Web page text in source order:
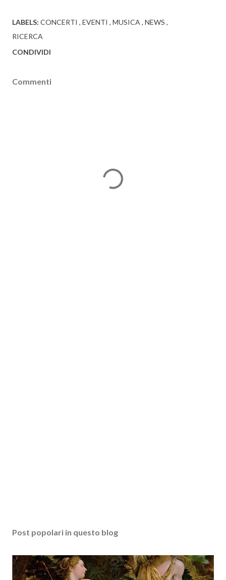
LABELS: CONCERTI EVENTI MUSICA NEWS
RICERCA
CONDIVIDI
Commenti
Post popolari in questo blog